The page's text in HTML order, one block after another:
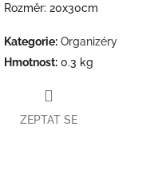
Rozměr: 20x30cm
Kategorie: Organizéry
Hmotnost: 0.3 kg
ZEPTAT SE